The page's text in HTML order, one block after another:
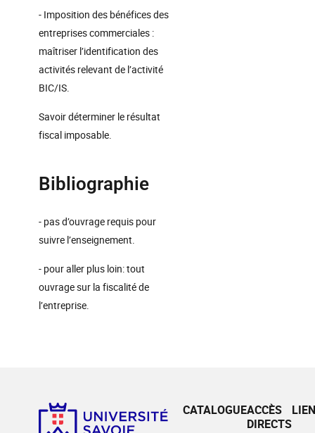
- Imposition des bénéfices des
entreprises commerciales :
maîtriser l’identification des
activités relevant de l’activité
BIC/IS.
Savoir déterminer le résultat
fiscal imposable.
Bibliographie
- pas d’ouvrage requis pour
suivre l’enseignement.
- pour aller plus loin: tout
ouvrage sur la fiscalité de
l’entreprise.
CATALOGUEACCÈS
DIRECTS